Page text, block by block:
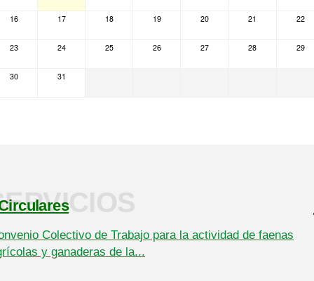
16 17 18 19 20 21 22
23 24 25 26 27 28 29
30 31
Colectivo de Trabajo para la actividad de faenas
y ganaderas de la...